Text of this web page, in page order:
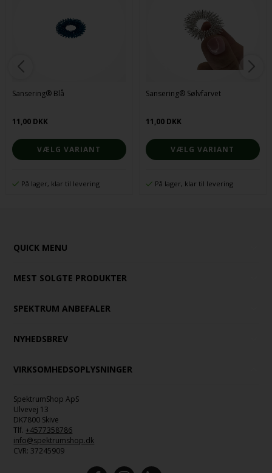
Sansering® Blå
11,00 DKK
VÆLG VARIANT
På lager, klar til levering
Sansering® Sølvfarvet
11,00 DKK
VÆLG VARIANT
På lager, klar til levering
QUICK MENU
MEST SOLGTE PRODUKTER
SPEKTRUM ANBEFALER
NYHEDSBREV
VIRKSOMHEDSOPLYSNINGER
SpektrumShop ApS
Ulvevej 13
DK7800 Skive
Tlf. +4577358786
info@spektrumshop.dk
CVR: 37245909